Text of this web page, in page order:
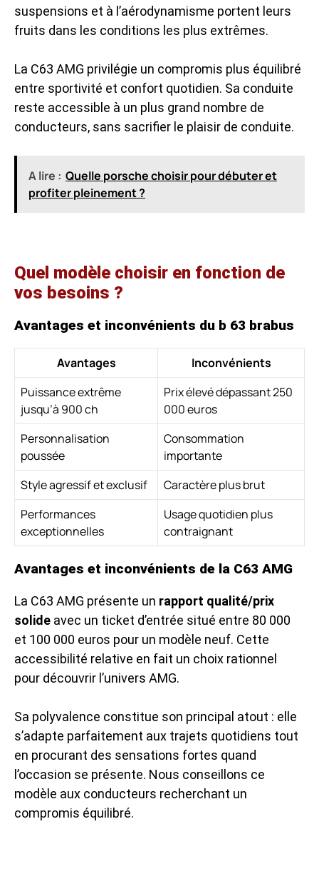
suspensions et à l’aérodynamisme portent leurs
fruits dans les conditions les plus extrêmes.
La C63 AMG privilégie un compromis plus équilibré
entre sportivité et confort quotidien. Sa conduite
reste accessible à un plus grand nombre de
conducteurs, sans sacrifier le plaisir de conduite.
A lire : Quelle porsche choisir pour débuter et
profiter pleinement ?
Quel modèle choisir en fonction de
vos besoins ?
Avantages et inconvénients du b 63 brabus
Avantages
Inconvénients
Puissance extrême
jusqu’à 900 ch
Prix élevé dépassant 250
000 euros
Personnalisation
poussée
Consommation
importante
Style agressif et exclusif
Caractère plus brut
Performances
exceptionnelles
Usage quotidien plus
contraignant
Avantages et inconvénients de la C63 AMG
La C63 AMG présente un rapport qualité/prix
solide avec un ticket d’entrée situé entre 80 000
et 100 000 euros pour un modèle neuf. Cette
accessibilité relative en fait un choix rationnel
pour découvrir l’univers AMG.
Sa polyvalence constitue son principal atout : elle
s’adapte parfaitement aux trajets quotidiens tout
en procurant des sensations fortes quand
l’occasion se présente. Nous conseillons ce
modèle aux conducteurs recherchant un
compromis équilibré.